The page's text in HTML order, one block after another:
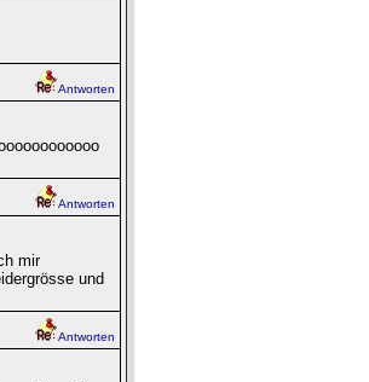
Antworten
Antworten
mir
und
Antworten